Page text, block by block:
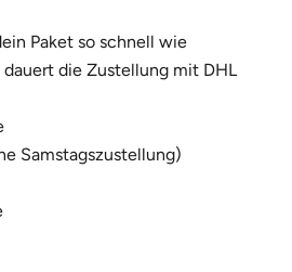
Paket so schnell wie
die Zustellung mit DHL
Samstagszustellung)